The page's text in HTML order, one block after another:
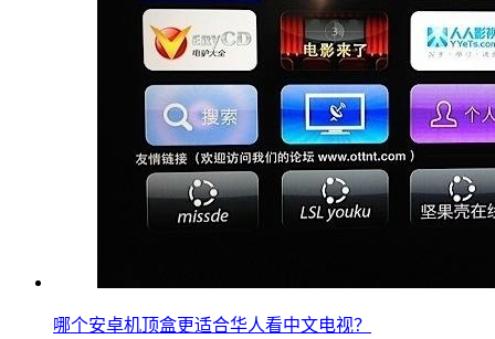
哪个安卓机顶盒更适合华人看中文电视？